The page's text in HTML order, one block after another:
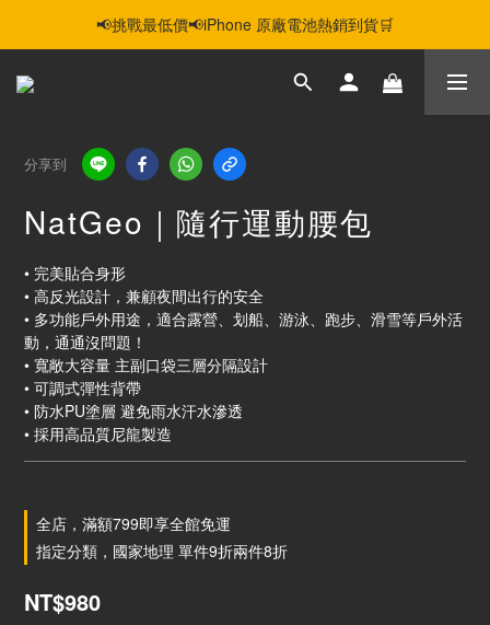
智慧購機，輕鬆省❣️二手機📱線上商城❣️
📢挑戰最低價📢iPhone 原廠電池熱銷到貨🛒
智慧購機，輕鬆省❣️二手機📱線上商城❣️
分享到
NatGeo｜隨行運動腰包
• 完美貼合身形
• 高反光設計，兼顧夜間出行的安全
• 多功能戶外用途，適合露營、划船、游泳、跑步、滑雪等戶外活
動，通通沒問題！
• 寬敞大容量 主副口袋三層分隔設計
• 可調式彈性背帶
• 防水PU塗層 避免雨水汗水滲透
• 採用高品質尼龍製造
全店，滿額799即享全館免運
指定分類，國家地理 單件9折兩件8折
NT$980